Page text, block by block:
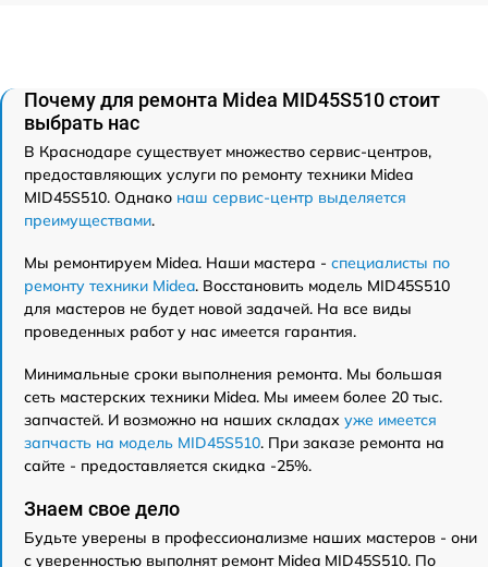
Почему для ремонта Midea MID45S510 стоит
выбрать нас
В Краснодаре существует множество сервис-центров,
предоставляющих услуги по ремонту техники Midea
MID45S510. Однако наш сервис-центр выделяется
преимуществами.
Мы ремонтируем Midea. Наши мастера - специалисты по
ремонту техники Midea. Восстановить модель MID45S510
для мастеров не будет новой задачей. На все виды
проведенных работ у нас имеется гарантия.
Минимальные сроки выполнения ремонта. Мы большая
сеть мастерских техники Midea. Мы имеем более 20 тыс.
запчастей. И возможно на наших складах уже имеется
запчасть на модель MID45S510. При заказе ремонта на
сайте - предоставляется скидка -25%.
Знаем свое дело
Будьте уверены в профессионализме наших мастеров - они
с уверенностью выполнят ремонт Midea MID45S510. По